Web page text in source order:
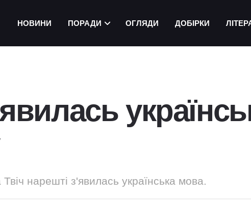
НОВИНИ ПОРАДИ ОГЛЯДИ ДОБІРКИ
Твіч нарешті з'явилась українська мова.